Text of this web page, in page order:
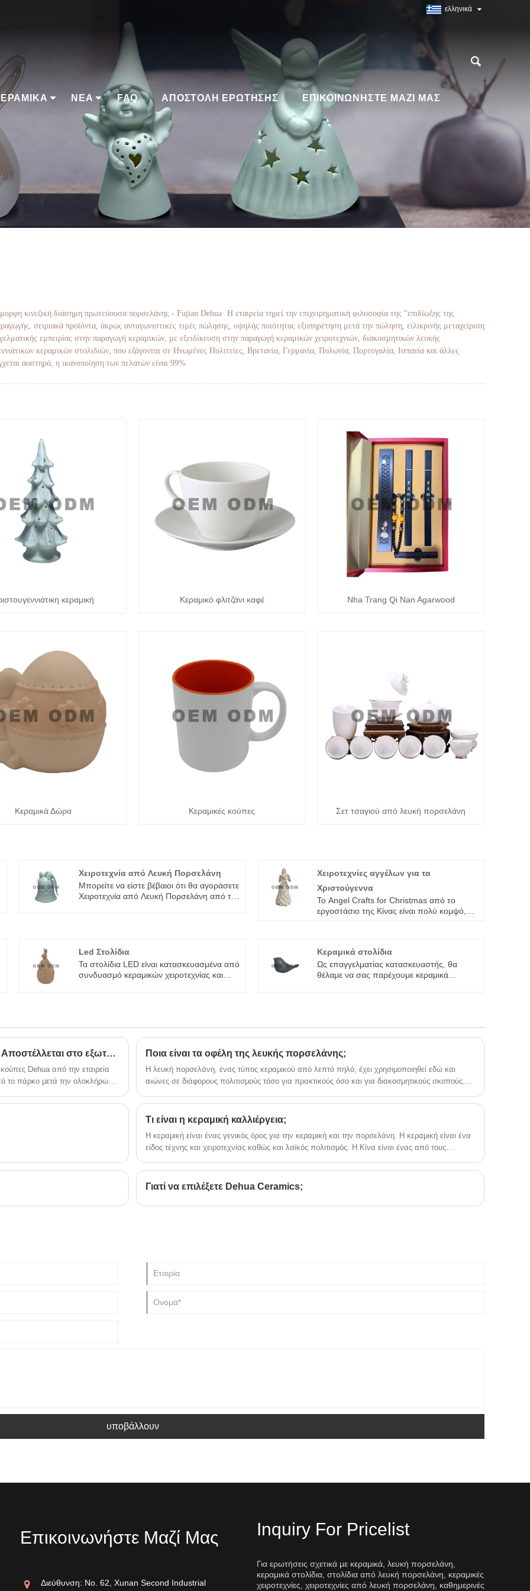
ελληνικά
ΝΈΑ FAQ ΑΠΟΣΤΟΛΉ ΕΡΏΤΗΣΗΣ ΕΠΙΚΟΙΝΩΝΉΣΤΕ ΜΑΖΊ ΜΑΣ
κινεζική διάσημη πρωτεύουσα πορσελάνης - Fujian Dehua· Η εταιρεία τηρεί την επιχειρηματική φιλοσοφία της "επιδίωξης της
σειριακά προϊόντα, άκρως ανταγωνιστικές τιμές πώλησης, υψηλής ποιότητας εξυπηρέτηση μετά την πώληση, ειλικρινής μεταχείριση
εμπειρίας στην παραγωγή κεραμικών, με εξειδίκευση στην παραγωγή κεραμικών χειροτεχνιών, διακοσμητικών λευκής
κεραμικών στολιδιών, που εξάγονται σε Ηνωμένες Πολιτείες, Βρετανία, Γερμανία, Πολωνία, Πορτογαλία, Ισπανία και άλλες
αυστηρά, η ικανοποίηση των πελατών είναι 99%
κεραμική Κεραμικό φλιτζάνι καφέ Nha Trang Qi Nan Agarwood
Κεραμικά Δώρα Κεραμικές κούπες Σετ τσαγιού από λευκή πορσελάνη
Χειροτεχνία από Λευκή Πορσελάνη
Μπορείτε να είστε βέβαιοι ότι θα αγοράσετε
Χειροτεχνία από Λευκή Πορσελάνη από το
και κατασκευή, που προσφέρουν
υπηρεσίες ODM & OEM
Χειροτεχνίες αγγέλων για τα
Χριστούγεννα
Το Angel Crafts for Christmas από το
εργοστάσιο της Κίνας είναι πολύ κομψό,
χριστουγεννιάτικη διακόσμηση και
διακόσμηση επιφάνειας εργασίας γραφείου.
Led Στολίδια
Τα στολίδια LED είναι κατασκευασμένα από
συνδυασμό κεραμικών χειροτεχνίας και
διακοσμητικά, διακοσμημένα και χαλαρά.
Κεραμικά στολίδια
Ως επαγγελματίας κατασκευαστής, θα
θέλαμε να σας παρέχουμε κεραμικά
οποία προσφέρει υπηρεσία ODM & OEM
Συχαρίκια! Dehua Ceramics (Κεραμική Κούπα) Αποστέλλεται στο εξωτερικό χύμα
Dehua από την εταιρεία
το πάρκο μετά την ολοκλήρωση
Ποια είναι τα οφέλη της λευκής πορσελάνης;
Η λευκή πορσελάνη, ένας τύπος κεραμικού από λεπτό πηλό, έχει χρησιμοποιηθεί εδώ και
αιώνες σε διάφορους πολιτισμούς τόσο για πρακτικούς όσο και για διακοσμητικούς σκοπούς.
Τι είναι η κεραμική καλλιέργεια;
Η κεραμική είναι ένας γενικός όρος για την κεραμική και την πορσελάνη. Η κεραμική είναι ένα
είδος τέχνης και χειροτεχνίας καθώς και λαϊκός πολιτισμός. Η Κίνα είναι ένας από τους
συνεισφορές στην πρόοδο και την ανάπτυξη της ανθρώπινης κοινωνίας. Τα επιτεύγματα στην
κεραμική τεχνολογία και τέχνη έχουν ιδιαίτερη σημασία.
Γιατί να επιλέξετε Dehua Ceramics;
υποβάλλουν
λευκή πορσελάνη Λευκή πορσελάνη Dingyao Ταξινόμηση σετ τσαγιού
Επικοινωνήστε Μαζί Μας
Διεύθυνση: No. 62, Xunan Second Industrial
Inquiry For Pricelist
Για ερωτήσεις σχετικά με κεραμικά, λευκή πορσελάνη,
κεραμικά στολίδια, στολίδια από λευκή πορσελάνη, κεραμικές
χειροτεχνίες, χειροτεχνίες από λευκή πορσελάνη, καθημερινές